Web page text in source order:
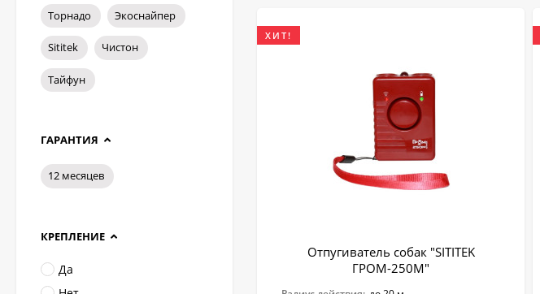
ХИТ!
Отпугиватель собак "SITITEK
ГРОМ-250М"
Торнадо Экоснайпер
Sititek Чистон
Тайфун
ГАРАНТИЯ
12 месяцев
КРЕПЛЕНИЕ
Да